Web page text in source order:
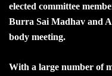
elected committee
Burra Sai Madhav and
body meeting.
With a large number of